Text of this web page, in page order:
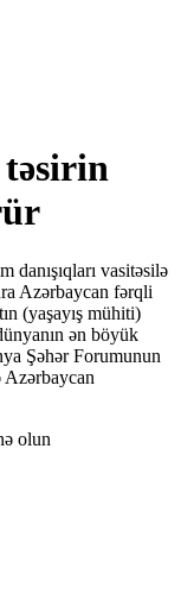
təsirin
vasitəsilə
Azərbaycan fərqli
(yaşayış mühiti)
ən böyük
Şəhər Forumunun
Azərbaycan
olun